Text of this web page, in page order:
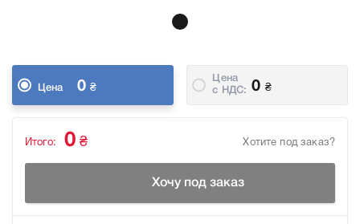
Цена 0 ₴
Цена
c НДС:
0 ₴
Хотите под заказ?
Итого: 0 ₴
Хочу под заказ